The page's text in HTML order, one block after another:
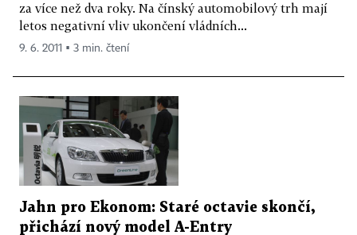
za více než dva roky. Na čínský automobilový trh mají
letos negativní vliv ukončení vládních...
9. 6. 2011 ▪ 3 min. čtení
Jahn pro Ekonom: Staré octavie skončí,
přichází nový model A-Entry